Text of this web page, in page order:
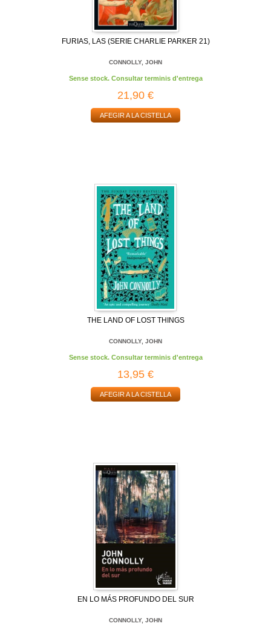
FURIAS, LAS (SERIE CHARLIE PARKER 21)
CONNOLLY, JOHN
Sense stock. Consultar terminis d'entrega
21,90 €
AFEGIR A LA CISTELLA
THE LAND OF LOST THINGS
CONNOLLY, JOHN
Sense stock. Consultar terminis d'entrega
13,95 €
AFEGIR A LA CISTELLA
EN LO MÁS PROFUNDO DEL SUR
CONNOLLY, JOHN